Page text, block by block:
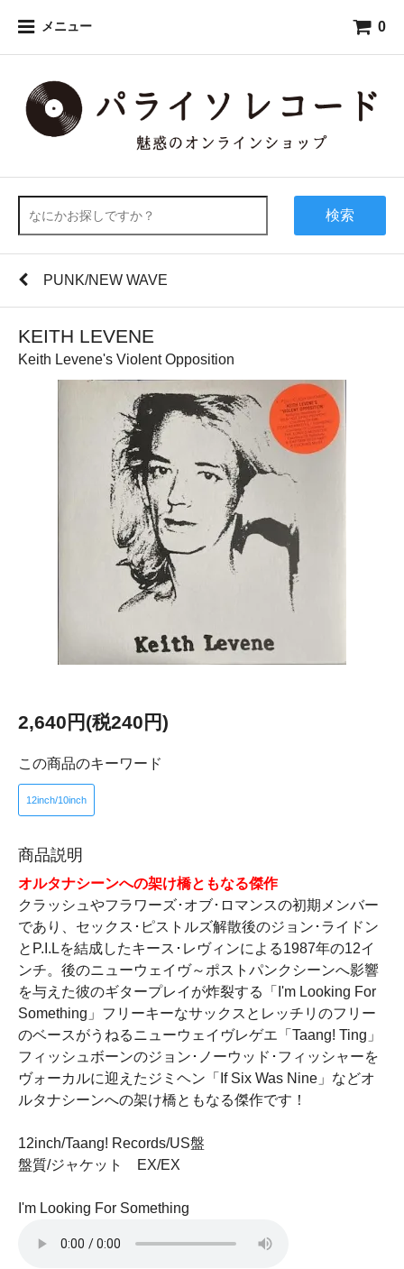
メニュー 0
検索
PUNK/NEW WAVE
KEITH LEVENE
Keith Levene's Violent Opposition
2,640円(税240円)
この商品のキーワード
12inch/10inch
商品説明
オルタナシーンへの架け橋ともなる傑作
クラッシュやフラワーズ･オブ･ロマンスの初期メンバー
であり、セックス･ピストルズ解散後のジョン･ライドン
とP.I.Lを結成したキース･レヴィンによる1987年の12イ
ンチ。後のニューウェイヴ～ポストパンクシーンへ影響
を与えた彼のギタープレイが炸裂する「I'm Looking For
Something」フリーキーなサックスとレッチリのフリー
のベースがうねるニューウェイヴレゲエ「Taang! Ting」
フィッシュボーンのジョン･ノーウッド･フィッシャーを
ヴォーカルに迎えたジミヘン「If Six Was Nine」などオ
ルタナシーンへの架け橋ともなる傑作です！
12inch/Taang! Records/US盤
盤質/ジャケット EX/EX
I'm Looking For Something